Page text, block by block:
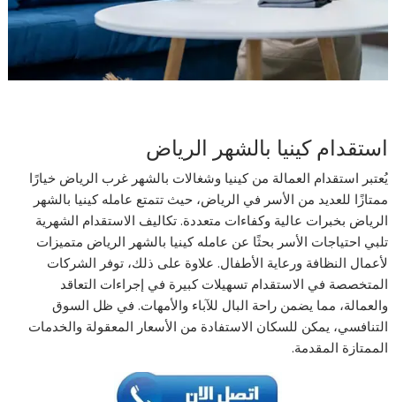
استقدام كينيا بالشهر الرياض
يُعتبر استقدام العمالة من كينيا وشغالات بالشهر غرب الرياض خيارًا
ممتازًا للعديد من الأسر في الرياض، حيث تتمتع عامله كينيا بالشهر
الرياض بخبرات عالية وكفاءات متعددة. تكاليف الاستقدام الشهرية
تلبي احتياجات الأسر بحثًا عن عامله كينيا بالشهر الرياض متميزات
لأعمال النظافة ورعاية الأطفال. علاوة على ذلك، توفر الشركات
المتخصصة في الاستقدام تسهيلات كبيرة في إجراءات التعاقد
والعمالة، مما يضمن راحة البال للآباء والأمهات. في ظل السوق
التنافسي، يمكن للسكان الاستفادة من الأسعار المعقولة والخدمات
الممتازة المقدمة.